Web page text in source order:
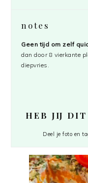
notes
Geen tijd om zelf
dan door 8 vierkante
diepvries.
HEB JIJ
Deel je foto en